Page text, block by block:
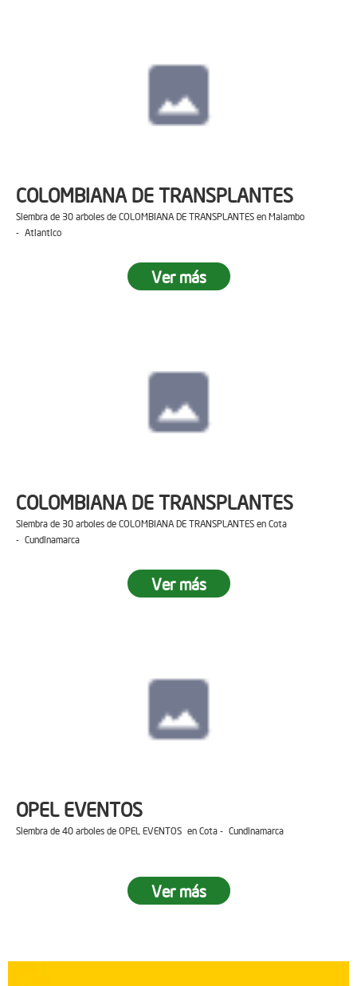
COLOMBIANA DE TRANSPLANTES
Siembra de 30 arboles de COLOMBIANA DE TRANSPLANTES en Malambo
- Atlantico
Ver más
COLOMBIANA DE TRANSPLANTES
Siembra de 30 arboles de COLOMBIANA DE TRANSPLANTES en Cota
- Cundinamarca
Ver más
OPEL EVENTOS
Siembra de 40 arboles de OPEL EVENTOS en Cota - Cundinamarca
Ver más